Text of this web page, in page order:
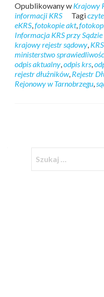
Opublikowany w Krajowy
informacji KRS
Tagi
eKRS,fotokopie akt,
Informacja KRS przy
krajowy rejestr sądowy, KRS
ministerstwo
odpis aktualny,odpis krs,
rejestr dłużników, Rejestr
Rejonowy w Tarnobrzegu,